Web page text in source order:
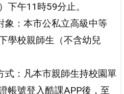
下午11時59分止。
象：本市公私立高級中等
下學校親師生（不含幼兒
式：凡本市親師生持校園單
帳號登入酷課APP後，至